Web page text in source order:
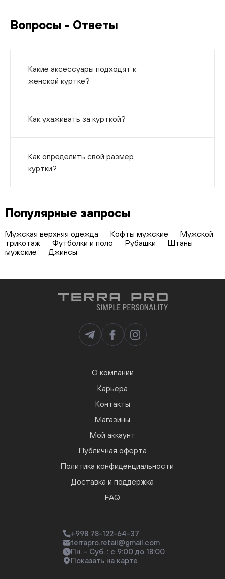
Вопросы - Ответы
Какие аксессуары подходят к
женской куртке?
Как ухаживать за курткой?
Как определить свой размер
куртки?
Популярные запросы
Мужская верхняя одежда Кофты мужские
Мужской
трикотаж
Футболки и поло Рубашки
Штаны
мужские
Джинсы
О компании
Карьера
Контакты
Магазины
Мой аккаунт
Публичная оферта
Политика конфиденциальности
Доставка и поддержка
FAQ
+998 78-122-64-37
terrapro.retail@gmail.com
Пн. - Суб. : с 9:00 до 18:00
Показать на карте